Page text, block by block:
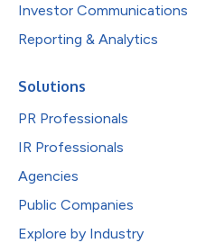
Investor Communications
Reporting & Analytics
Solutions
PR Professionals
IR Professionals
Agencies
Public Companies
Explore by Industry